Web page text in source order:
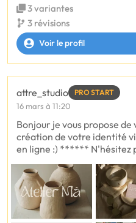
3 variantes
3 révisions
Voir le profil
attre_studio PRO START
16 mars à 11:20
Bonjour je vous propose
création de votre identité
en ligne :) ****** N'hésitez